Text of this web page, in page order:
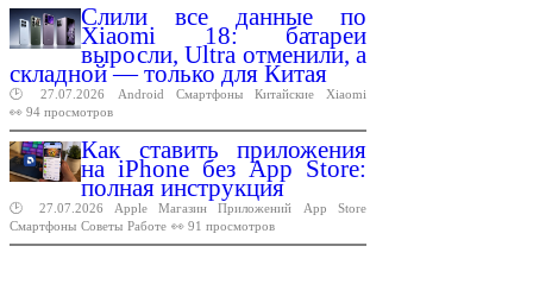
Слили все данные по
Xiaomi 18: батареи
выросли, Ultra отменили, а
складной — только для Китая
🕑 27.07.2026 Android Смартфоны Китайские
Xiaomi
👀 94 просмотров
Как ставить приложения
на iPhone без App Store:
полная инструкция
🕑 27.07.2026 Apple Магазин Приложений App
Store
Смартфоны Советы Работе 👀 91 просмотров